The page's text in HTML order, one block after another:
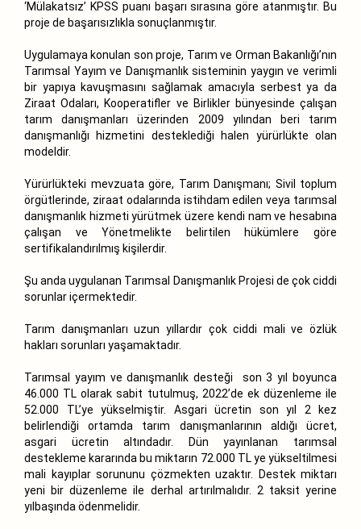
‘Mülakatsız’ KPSS puanı başarı sırasına göre atanmıştır. Bu
proje de başarısızlıkla sonuçlanmıştır.
Uygulamaya konulan son proje, Tarım ve Orman Bakanlığı’nın
Tarımsal Yayım ve Danışmanlık sisteminin yaygın ve verimli
bir yapıya kavuşmasını sağlamak amacıyla serbest ya da
Ziraat Odaları, Kooperatifler ve Birlikler bünyesinde çalışan
tarım danışmanları üzerinden 2009 yılından beri tarım
danışmanlığı hizmetini desteklediği halen yürürlükte olan
modeldir.
Yürürlükteki mevzuata göre, Tarım Danışmanı; Sivil toplum
örgütlerinde, ziraat odalarında istihdam edilen veya tarımsal
danışmanlık hizmeti yürütmek üzere kendi nam ve hesabına
çalışan ve Yönetmelikte belirtilen hükümlere göre
sertifikalandırılmış kişilerdir.
Şu anda uygulanan Tarımsal Danışmanlık Projesi de çok ciddi
sorunlar içermektedir.
Tarım danışmanları uzun yıllardır çok ciddi mali ve özlük
hakları sorunları yaşamaktadır.
Tarımsal yayım ve danışmanlık desteği son 3 yıl boyunca
46.000 TL olarak sabit tutulmuş, 2022’de ek düzenleme ile
52.000 TL’ye yükselmiştir. Asgari ücretin son yıl 2 kez
belirlendiği ortamda tarım danışmanlarının aldığı ücret,
asgari ücretin altındadır. Dün yayınlanan tarımsal
destekleme kararında bu miktarın 72.000 TL ye yükseltilmesi
mali kayıplar sorununu çözmekten uzaktır. Destek miktarı
yeni bir düzenleme ile derhal artırılmalıdır. 2 taksit yerine
yılbaşında ödenmelidir.